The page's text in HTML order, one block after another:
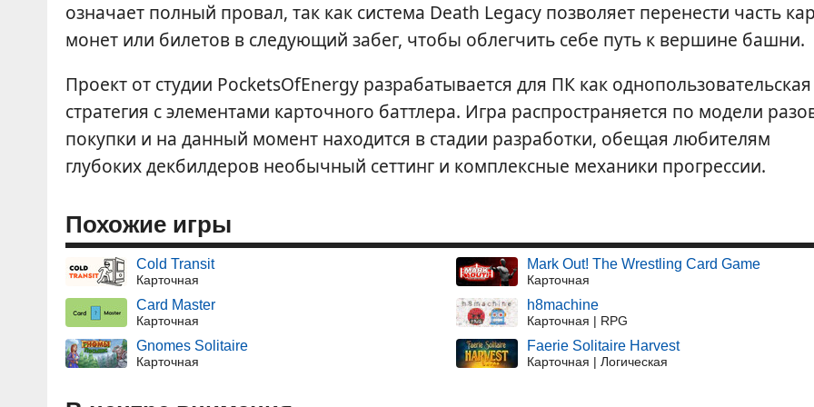
означает полный провал, так как система Death Legacy позволяет перенести часть
монет или билетов в следующий забег, чтобы облегчить себе путь к вершине башни.
Проект от студии PocketsOfEnergy разрабатывается для ПК как однопользовательская
стратегия с элементами карточного баттлера. Игра распространяется по модели
покупки и на данный момент находится в стадии разработки, обещая любителям
глубоких декбилдеров необычный сеттинг и комплексные механики прогрессии.
Похожие игры
Cold Transit
Карточная
Card Master
Карточная
Gnomes Solitaire
Карточная
Mark Out! The Wrestling Card Game
Карточная
h8machine
Карточная | RPG
Faerie Solitaire Harvest
Карточная | Логическая